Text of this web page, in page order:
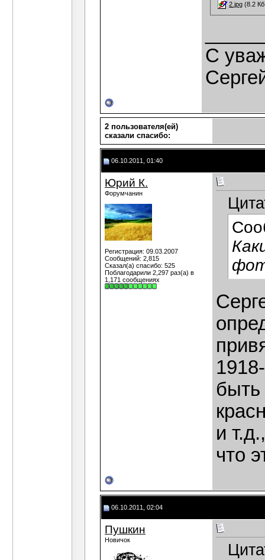
2.jpg (8.2
C
2 пользователя(ей)
сказали cпасибо:
06.10.2011, 01:40
Юрий К.
Форумчанин
Регистрация: 09.03.2007
Сообщений: 2,815
Сказал(а) спасибо: 525
Поблагодарили 2,297 раз(а) в
1,171 сообщениях
быть
и
что
06.10.2011, 02:04
Пушкин
Новичок